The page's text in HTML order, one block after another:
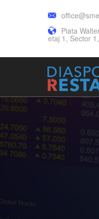
Piata
etaj 1, Sector